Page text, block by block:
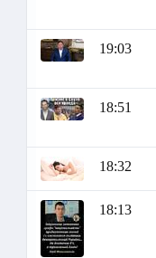
19:03
18:51
18:32
18:13